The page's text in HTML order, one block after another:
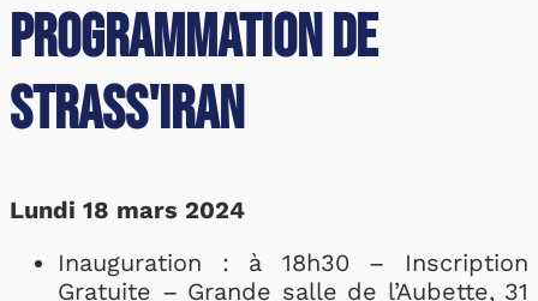
Programmation de
Strass'Iran
Lundi 18 mars 2024
Inauguration : à 18h30 – Inscription
Gratuite – Grande salle de l’Aubette, 31